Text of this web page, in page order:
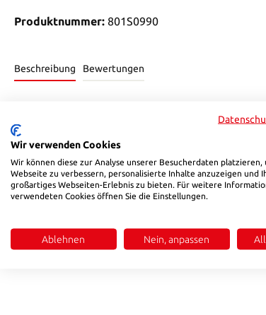
Produktnummer: 801S0990
Beschreibung Bewertungen
Produktinformationen "HSB 801/90
• Zwangsdrehführung mit optischer
• Kombinierte Druck-Torsionsfeder und
• Für Temperieranwendungen mit Heiß- oder
• Wahlweise mit freiem Durchgang, einseitig
• Ausführungen mit zusätzlicher O-Ring-
Wir verwenden Cookies
Wir können diese zur Analyse unserer Besucherdaten platzieren,
Webseite zu verbessern, personalisierte Inhalte anzuzeigen und
großartiges Webseiten-Erlebnis zu bieten. Für weitere
verwendeten Cookies öffnen Sie die Einstellungen.
Ablehnen Nein, anpassen